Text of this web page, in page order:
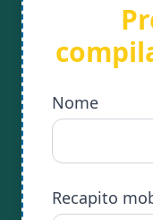
Nome
Recapito